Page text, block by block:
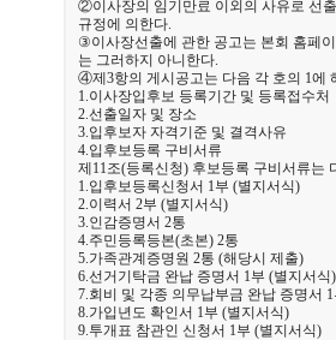
②이사장의 임기만료 이외의 사유로 선
규정에 의한다.
③이사장선출에 관한 공고는 본회 홈페
는 그러하지 아니한다.
④제3항의 게시공고는 다음 각 호의 1에
1.이사장입후보 등록기간 및 등록접수처
2.선출일자 및 장소
3.입후보자 자격기준 및 결격사유
4.입후보등록 구비서류
제11조(등록신청) 후보등록 구비서류는
1.입후보등록신청서 1부 (별지서식)
2.이력서 2부 (별지서식)
3.인감증명서 2통
4.주민등록등본(초본) 2통
5.가족관계증명원 2통 (해당시 제출)
6.선거기탁금 완납 증명서 1부 (별지서식)
7.회비 및 각종 의무납부금 완납 증명서
8.가입년도 확인서 1부 (별지서식)
9.투개표 참관인 신청서 1부 (별지서식)